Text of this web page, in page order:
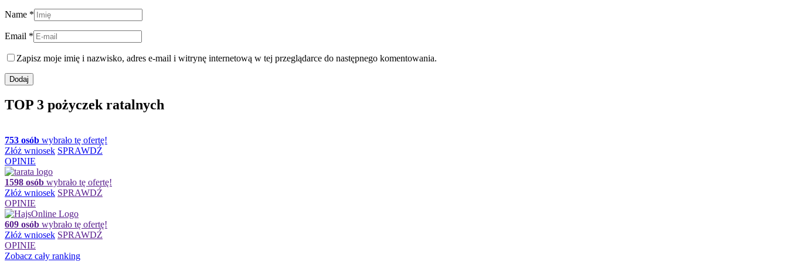
Name *
Email *
Zapisz moje imię i nazwisko, adres e-mail i witrynę internetową w tej przeglądarce do następnego komentowania.
TOP 3 pożyczek ratalnych
753 osób wybrało tę ofertę!
Złóż wniosek SPRAWDŹ
OPINIE
1598 osób wybrało tę ofertę!
Złóż wniosek SPRAWDŹ
OPINIE
609 osób wybrało tę ofertę!
Złóż wniosek SPRAWDŹ
OPINIE
Zobacz cały ranking